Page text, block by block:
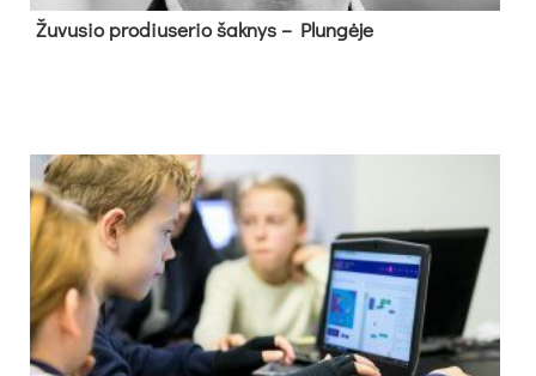
Žu­vu­sio pro­diu­se­rio šak­nys – Plun­gė­je